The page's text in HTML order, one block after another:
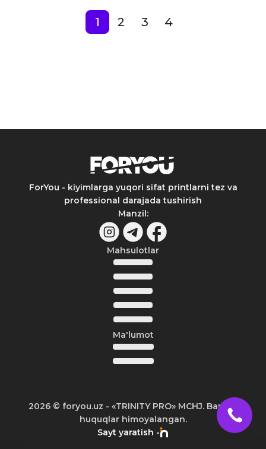
1 2 3 4
ForYou - kiyimlarga yuqori sifat printlarni tez va
professional darajada tushirish
Manzil:
Mahsulotlar
Ma'lumot
2026© foryou.uz - «TRINITY PRO» MCHJ. Barcha
huquqlar himoyalangan.
Sayt yaratish -